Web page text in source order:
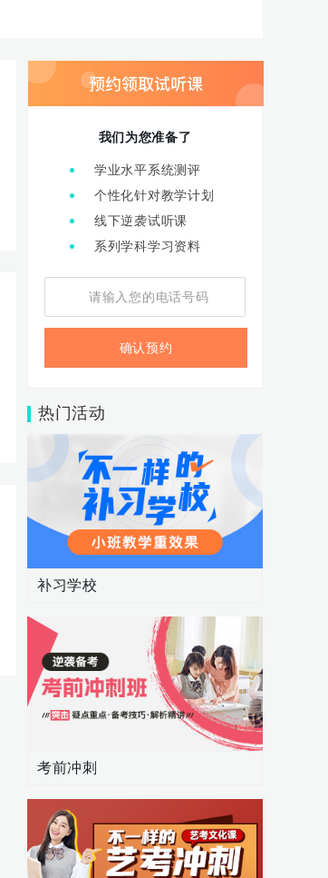
我们为您准备了
学业水平系统测评
个性化针对教学计划
线下逆袭试听课
系列学科学习资料
确认预约
热门活动
补习学校
考前冲刺